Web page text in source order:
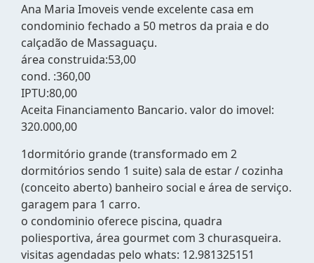
Ana Maria Imoveis vende excelente casa em
condominio fechado a 50 metros da praia e do
calçadão de Massaguaçu.
área construida:53,00
cond. :360,00
IPTU:80,00
Aceita Financiamento Bancario. valor do imovel:
320.000,00
1dormitório grande (transformado em 2
dormitórios sendo 1 suite) sala de estar / cozinha
(conceito aberto) banheiro social e área de serviço.
garagem para 1 carro.
o condominio oferece piscina, quadra
poliesportiva, área gourmet com 3 churasqueira.
visitas agendadas pelo whats: 12.981325151